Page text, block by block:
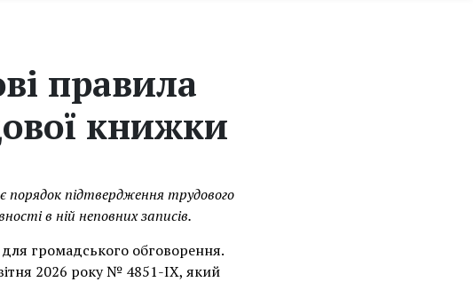
правила
книжки
порядок підтвердження трудового
в ній неповних записів.
для громадського обговорення.
2026 року № 4851-ІХ, який